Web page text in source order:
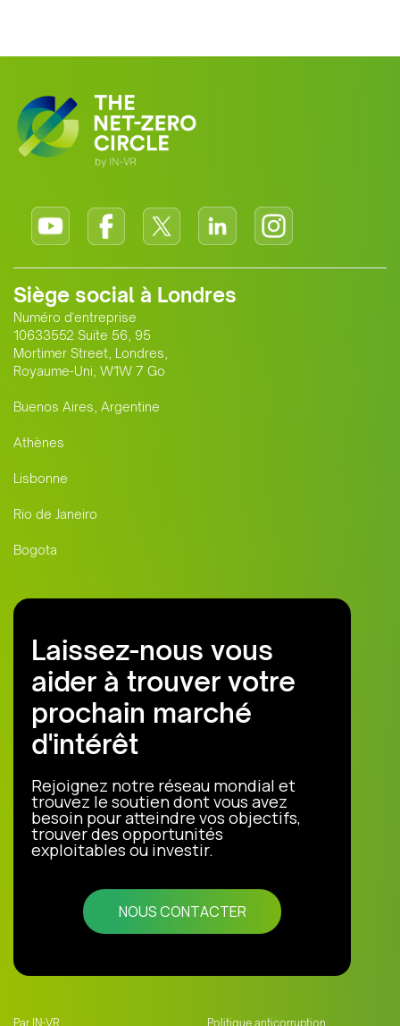
Siège social à Londres
Numéro d'entreprise
10633552 Suite 56, 95
Mortimer Street, Londres,
Royaume-Uni, W1W 7 Go
Buenos Aires, Argentine
Athènes
Lisbonne
Rio de Janeiro
Bogota
Laissez-nous vous
aider à trouver votre
prochain marché
d'intérêt
Rejoignez notre réseau mondial et
trouvez le soutien dont vous avez
besoin pour atteindre vos objectifs,
trouver des opportunités
exploitables ou investir.
NOUS CONTACTER
Par IN-VR Politique anticorruption